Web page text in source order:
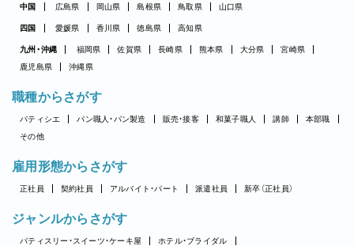
中国 広島県 岡山県 島根県 鳥取県 山口県
四国 愛媛県 香川県 徳島県 高知県
九州・沖縄 福岡県 佐賀県 長崎県 熊本県 大分県
宮崎県
鹿児島県
沖縄県
職種からさがす
パティシエ パン職人・パン製造 販売・接客 和菓子職人 講師
本部職
その他
雇用形態からさがす
正社員 契約社員 アルバイト・パート 派遣社員 新卒（正社員）
ジャンルからさがす
パティスリー・スイーツ・ケーキ屋
ホテル・ブライダル